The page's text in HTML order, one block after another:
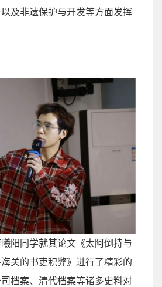
及非遗保护与开发等方面发挥
阳同学就其论文《太阿倒持与
关的书吏积弊》进行了精彩的
档案、清代档案等诸多史料对